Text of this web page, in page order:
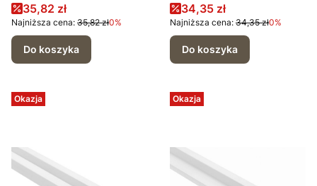
Cena promocyjna
35,82 zł
Najniższa cena: 35,82 zł0%
Do koszyka
Cena promocyjna
34,35 zł
Najniższa cena: 34,35 zł0%
Do koszyka
Okazja Okazja